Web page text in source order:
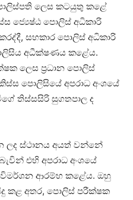
ලෙස කටයුතු කළේ
ජ්‍යෙෂ්ඨ පොලිස් අධිකාරි
සහකාර පොලිස් අධිකාරි
අධීක්ෂණය කළේය.
ලෙස ප්‍රධාන පොලිස්
පොලිසියේ අපරාධ අංශයේ
තිස්සසිරි සුගතපාල ද
ලද ස්ථානය අයත් වන්නේ
එහි අපරාධ අංශයේ
විමර්ශන ආරම්භ කළේය. ඔහු
කළ අතර, පොලිස් පරීක්ෂක